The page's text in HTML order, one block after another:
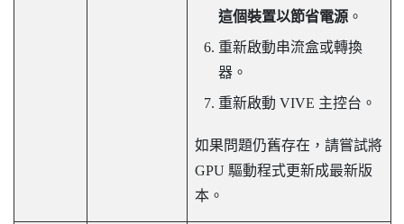
這個裝置以節省電源。
重新啟動串流盒或轉換
器。
重新啟動 VIVE 主控台 。
如果問題仍舊存在，請嘗試將
GPU 驅動程式更新成最新版
本。